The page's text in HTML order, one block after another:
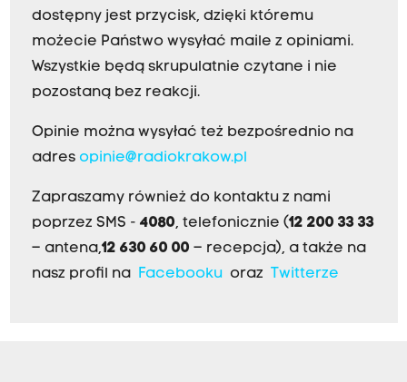
dostępny jest przycisk, dzięki któremu
możecie Państwo wysyłać maile z opiniami.
Wszystkie będą skrupulatnie czytane i nie
pozostaną bez reakcji.
Opinie można wysyłać też bezpośrednio na
adres opinie@radiokrakow.pl
Zapraszamy również do kontaktu z nami
poprzez SMS - 4080, telefonicznie (12 200 33 33
– antena,12 630 60 00 – recepcja), a także na
nasz profil na
Facebookuoraz Twitterze